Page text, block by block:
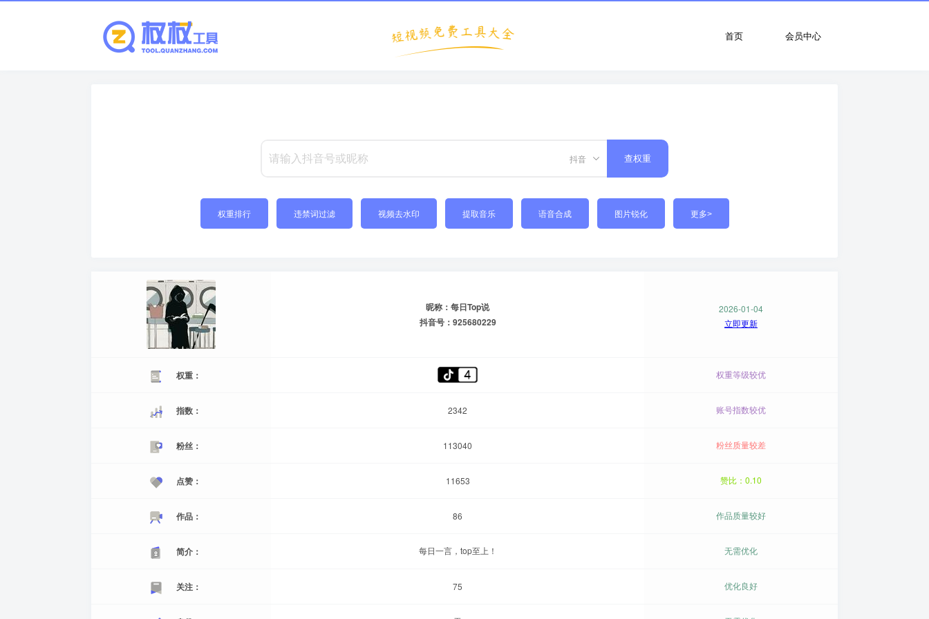
会员中心
首页
抖音 查权重
权重排行 违禁词过滤 视频去水印 提取音乐 语音合成 图片锐化 更多>
昵称：每日Top说
抖音号：925680229
2026-01-04
立即更新
权重： 权重等级较优
指数： 2342 账号指数较优
粉丝： 113040 粉丝质量较差
点赞： 11653 赞比：0.10
作品： 86 作品质量较好
简介： 每日一言，top至上！ 无需优化
关注： 75 优化良好